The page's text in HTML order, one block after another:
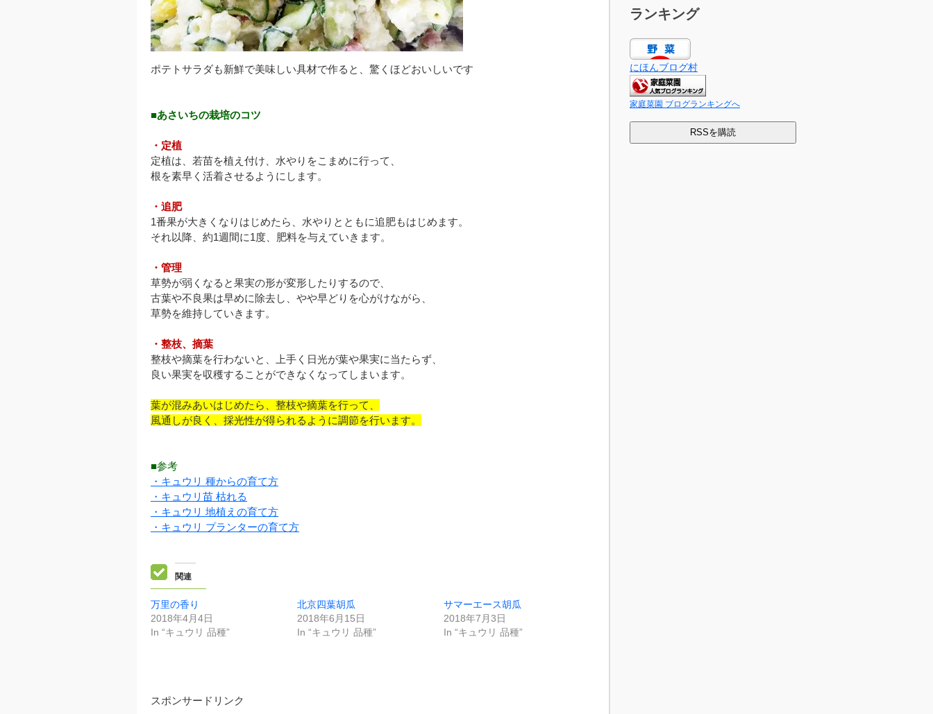
ポテトサラダも新鮮で美味しい具材で作ると、驚くほどおいしいです
■あさいちの栽培のコツ
・定植
定植は、若苗を植え付け、水やりをこまめに行って、
根を素早く活着させるようにします。
・追肥
1番果が大きくなりはじめたら、水やりとともに追肥もはじめます。
それ以降、約1週間に1度、肥料を与えていきます。
・管理
草勢が弱くなると果実の形が変形したりするので、
古葉や不良果は早めに除去し、やや早どりを心がけながら、
草勢を維持していきます。
・整枝、摘葉
整枝や摘葉を行わないと、上手く日光が葉や果実に当たらず、
良い果実を収穫することができなくなってしまいます。
葉が混みあいはじめたら、整枝や摘葉を行って、
風通しが良く、採光性が得られるように調節を行います。
■参考
・キュウリ 種からの育て方
・キュウリ苗 枯れる
・キュウリ 地植えの育て方
・キュウリ プランターの育て方
関連
万里の香り
2018年4月4日
In “キュウリ 品種”
北京四葉胡瓜
2018年6月15日
In “キュウリ 品種”
サマーエース胡瓜
2018年7月3日
In “キュウリ 品種”
スポンサードリンク
ランキング
にほんブログ村
家庭菜園 ブログランキングへ